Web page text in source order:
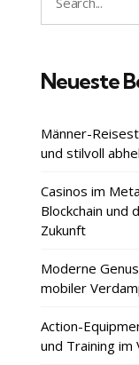
Search
for:
Neueste
Männer-
und stilvoll
Casinos im
Blockchain und
Zukunft
Moderne
mobiler
Action-
und Training im